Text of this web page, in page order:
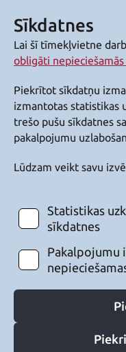
Sīkdatnes
Lai šī tīmekļvietne
obligāti
Piekrītot sīkdatņu
izmantotas statistikas
trešo pušu sīkdatnes
pakalpojumu
Lūdzam veikt savu
Statistikas
sīkdatnes
Pakalpojumu